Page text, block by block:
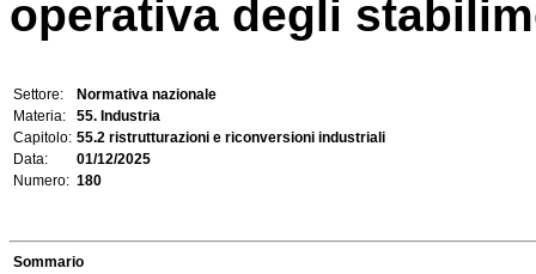
operativa degli
Settore:
Normativa nazionale
Materia:
55. Industria
Capitolo: 55.2 ristrutturazioni e riconversioni industriali
Data:
01/12/2025
Numero: 180
Sommario